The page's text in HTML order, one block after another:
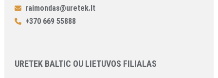
raimondas@uretek.lt
+370 669 55888
URETEK BALTIC OU LIETUVOS FILIALAS